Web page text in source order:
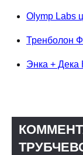
Olymp Labs
Тренболон
Энка + Дека